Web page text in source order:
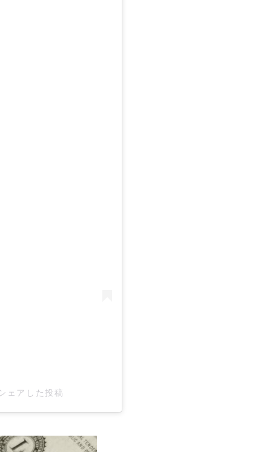
ェアした投稿